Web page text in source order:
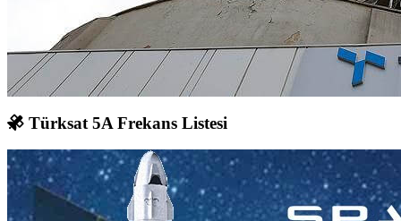
Türksat 5A Frekans Listesi